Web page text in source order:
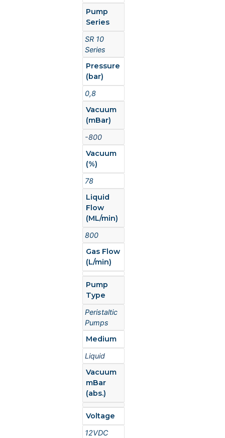
Pump
Series
SR 10
Series
Pressure
(bar)
0,8
Vacuum
(mBar)
-800
Vacuum
(%)
78
Liquid
Flow
(ML/min)
800
Gas Flow
(L/min)
Pump
Type
Peristaltic
Pumps
Medium
Liquid
Vacuum
mBar
(abs.)
Voltage
12VDC